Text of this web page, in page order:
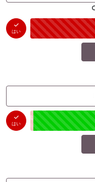
はい
はい
はい
（1件）
未投票